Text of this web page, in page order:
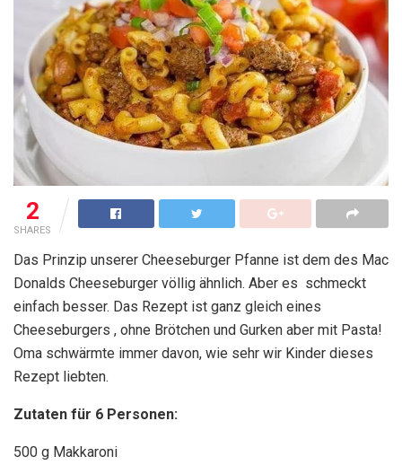
2
SHARES
Das Prinzip unserer Cheeseburger Pfanne ist dem des Mac
Donalds Cheeseburger völlig ähnlich. Aber es schmeckt
einfach besser. Das Rezept ist ganz gleich eines
Cheeseburgers , ohne Brötchen und Gurken aber mit Pasta!
Oma schwärmte immer davon, wie sehr wir Kinder dieses
Rezept liebten.
Zutaten für 6 Personen:
500 g Makkaroni